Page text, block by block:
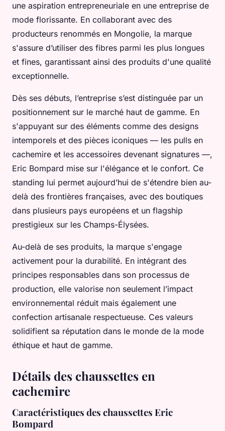
une aspiration entrepreneuriale en une entreprise de
mode florissante. En collaborant avec des
producteurs renommés en Mongolie, la marque
s'assure d’utiliser des fibres parmi les plus longues
et fines, garantissant ainsi des produits d'une qualité
exceptionnelle.
Dès ses débuts, l’entreprise s’est distinguée par un
positionnement sur le marché haut de gamme. En
s'appuyant sur des éléments comme des designs
intemporels et des pièces iconiques — les pulls en
cachemire et les accessoires devenant signatures —,
Eric Bompard mise sur l'élégance et le confort. Ce
standing lui permet aujourd’hui de s'étendre bien au-
delà des frontières françaises, avec des boutiques
dans plusieurs pays européens et un flagship
prestigieux sur les Champs-Élysées.
Au-delà de ses produits, la marque s'engage
activement pour la durabilité. En intégrant des
principes responsables dans son processus de
production, elle valorise non seulement l’impact
environnemental réduit mais également une
confection artisanale respectueuse. Ces valeurs
solidifient sa réputation dans le monde de la mode
éthique et haut de gamme.
Détails des chaussettes en
cachemire
Caractéristiques des chaussettes Eric
Bompard